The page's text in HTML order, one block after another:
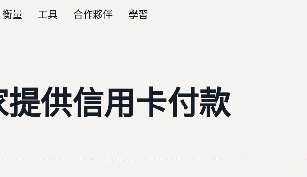
衡量 工具 合作夥伴 學習
供信用卡付款